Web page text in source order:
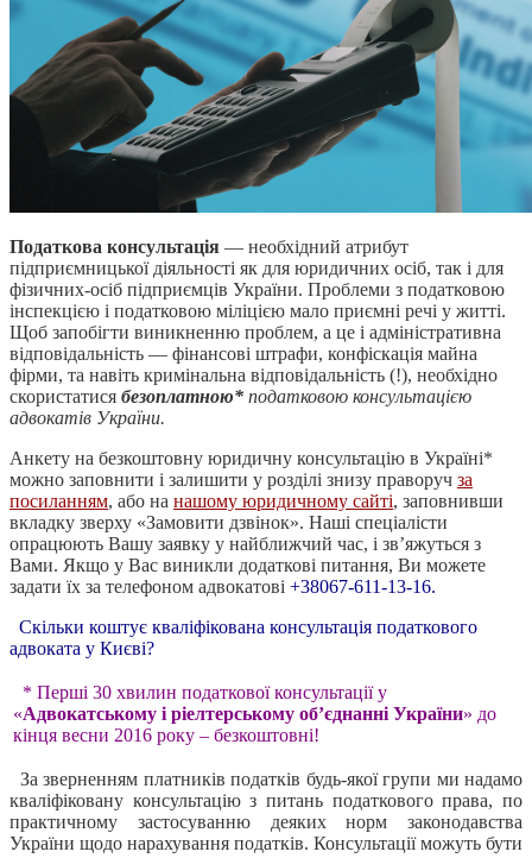
Податкова консультація — необхідний атрибут
підприємницької діяльності як для юридичних осіб, так і для
фізичних-осіб підприємців України. Проблеми з податковою
інспекцією і податковою міліцією мало приємні речі у житті.
Щоб запобігти виникненню проблем, а це і адміністративна
відповідальність — фінансові штрафи, конфіскація майна
фірми, та навіть кримінальна відповідальність (!), необхідно
скористатися безоплатною* податковою консультацією
адвокатів України.
Анкету на безкоштовну юридичну консультацію в Україні*
можно заповнити і залишити у розділі знизу праворуч за
посиланням, або на нашому юридичному сайті, заповнивши
вкладку зверху «Замовити дзвінок». Наші спеціалісти
опрацюють Вашу заявку у найближчий час, і зв’яжуться з
Вами. Якщо у Вас виникли додаткові питання, Ви можете
задати їх за телефоном адвокатові +38067-611-13-16.
Скільки коштує кваліфікована консультація податкового
адвоката у Києві?
* Перші 30 хвилин податкової консультації у
«Адвокатському і ріелтерському об’єднанні України» до
кінця весни 2016 року – безкоштовні!
За зверненням платників податків будь-якої групи ми надамо
кваліфіковану консультацію з питань податкового права, по
практичному застосуванню деяких норм законодавства
України щодо нарахування податків. Консультації можуть бути